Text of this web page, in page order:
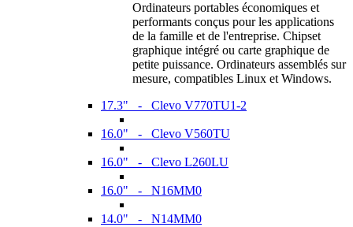
Ordinateurs portables économiques et
performants conçus pour les applications
de la famille et de l'entreprise. Chipset
graphique intégré ou carte graphique de
petite puissance. Ordinateurs assemblés sur
mesure, compatibles Linux et Windows.
17.3" - Clevo V770TU1-2
16.0" - Clevo V560TU
16.0" - Clevo L260LU
16.0" - N16MM0
14.0" - N14MM0